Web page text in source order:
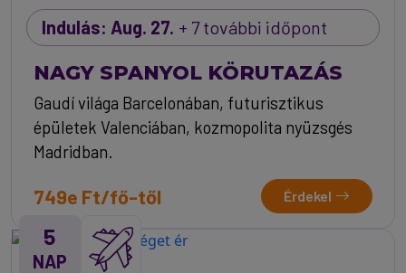
Indulás: Aug. 27. + 7 további időpont
NAGY SPANYOL KÖRUTAZÁS
Gaudí világa Barcelonában, futurisztikus
épületek Valenciában, kozmopolita nyüzsgés
Madridban.
749e Ft/fő-től Érdekel
5
NAP